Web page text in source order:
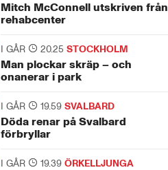
Mitch McConnell utskriven från
rehabcenter
I GÅR 20.25STOCKHOLM
Man plockar skräp – och
onanerar i park
I GÅR 19.59SVALBARD
Döda renar på Svalbard
förbryllar
I GÅR 19.39ÖRKELLJUNGA